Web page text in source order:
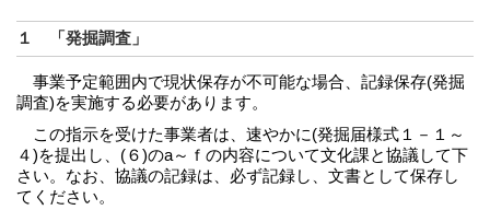
１ 「発掘調査」
事業予定範囲内で現状保存が不可能な場合、記録保存(発掘
調査)を実施する必要があります。
この指示を受けた事業者は、速やかに(発掘届様式１－１～
４)を提出し、(６)のa～ｆの内容について文化課と協議して下
さい。なお、協議の記録は、必ず記録し、文書として保存し
てください。